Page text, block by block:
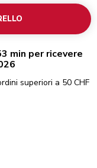
min per ricevere
superiori a 50 CHF